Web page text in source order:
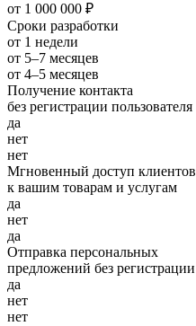
от 1 000 000 ₽
Сроки разработки
от 1 недели
от 5–7 месяцев
от 4–5 месяцев
Получение контакта
без регистрации пользователя
да
нет
нет
Мгновенный доступ клиентов
к вашим товарам и услугам
да
нет
да
Отправка персональных
предложений без регистрации
да
нет
нет